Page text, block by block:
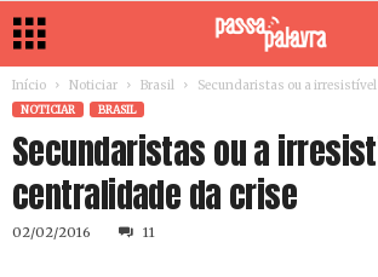
Início Noticiar Brasil Secundaristas ou a
NOTICIAR BRASIL
Secundaristas ou a
centralidade da crise
02/02/2016 11